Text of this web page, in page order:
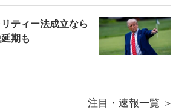
ティー法成立なら
期も
注目・速報一覧